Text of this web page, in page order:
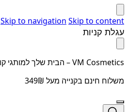
Skip to navigation Skip to content
עגלת קניות
VM Cosmetics – הבית שלך למותגי קוסמטיקה מובילים
משלוח חינם בקנייה מעל 349₪